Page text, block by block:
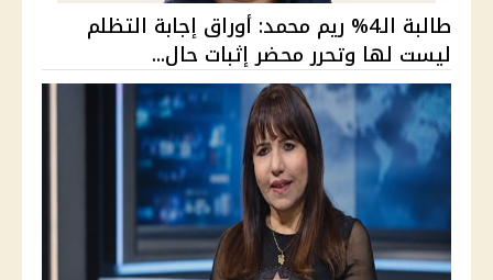
طالبة الـ4% ريم محمد: أوراق إجابة التظلم
ليست لها وتحرر محضر إثبات حال...